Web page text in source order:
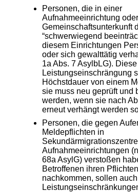
Personen, die in einer
Aufnahmeeinrichtung oder
Gemeinschaftsunterkunft
“schwerwiegend
diesem Einrichtungen
oder sich gewalttätig
1a Abs. 7 AsylbLG). Diese
Leistungseinschrängung
Höchstdauer von einem
sie muss neu geprüft und
werden, wenn sie nach
erneut verhängt werden
Personen, die gegen
Meldepflichten in
Aufnahmeeinrichtungen
68a AsylG) verstoßen
Betroffenen ihren
nachkommen, sollen